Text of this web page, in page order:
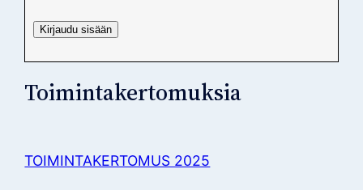
Toimintakertomuksia
TOIMINTAKERTOMUS 2025